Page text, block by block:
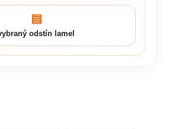
▤
odstín lamel